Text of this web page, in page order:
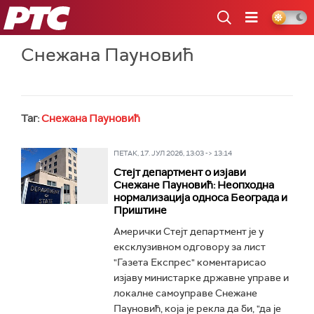
РТС
Снежана Пауновић
Таг:Снежана Пауновић
ПЕТАК, 17. ЈУЛ 2026, 13:03 -> 13:14
Стејт департмент о изјави
Снежане Пауновић: Неопходна
нормализација односа Београда и
Приштине
Амерички Стејт департмент је у
ексклузивном одговору за лист
"Газета Експрес" коментарисао
изјаву министарке државне управе и
локалне самоуправе Снежане
Пауновић, која је рекла да би, "да је